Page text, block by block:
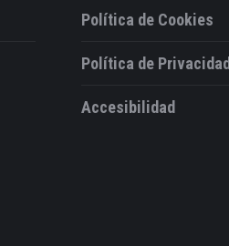
Política de Cookies
Política de Privacidad
Accesibilidad